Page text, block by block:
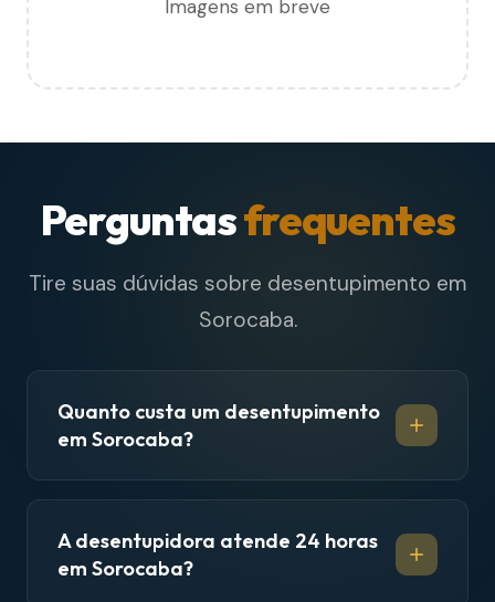
Imagens em breve
Perguntasfrequentes
Tire suas dúvidas sobre desentupimento em
Sorocaba.
Quanto custa um desentupimento
em Sorocaba?
A desentupidora atende 24 horas
em Sorocaba?